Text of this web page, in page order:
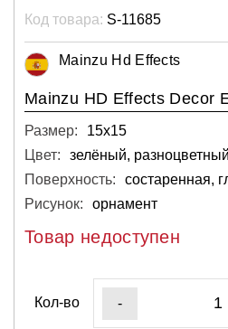
Код товара: S-11685
Mainzu Hd Effects
Mainzu HD Effects Decor
Размер:
15х15
Цвет:
зелёный, разноцветный
Поверхность:
состаренная,
Рисунок:
орнамент
Товар недоступен
Кол-во -